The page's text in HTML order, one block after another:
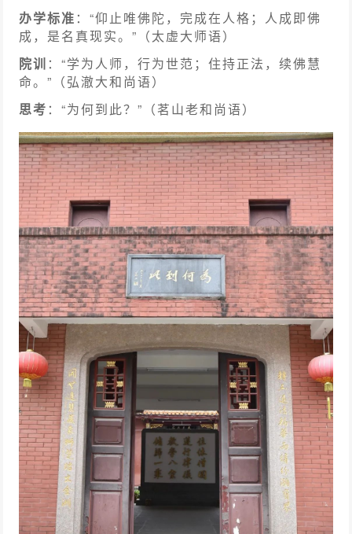
办学标准 ：“仰止唯佛陀，完成在人格；人成即佛
成，是名真现实。” （太虚大师语）
院训 ：“学为人师，行为世范；住持正法，续佛慧
命。” （弘澈大和尚语）
思考 ：“为何到此？” （茗山老和尚语）